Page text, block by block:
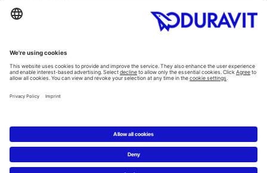
Ofte stilte spørsmål
Facebook
Instagram
Pinterest
Flickr
Copyright © 2026 Duravit AG
Copyright m.m.|Data privacy statement|Cookie
settings